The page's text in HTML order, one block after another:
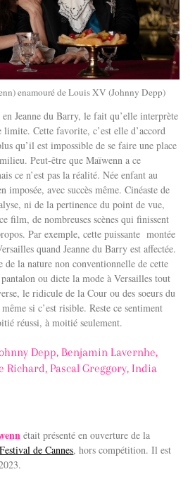
enamouré de Louis XV (Johnny Depp)
Jeanne du Barry, le fait qu’elle interprète
Cette favorite, c’est elle d’accord
qu’il est impossible de se faire une place
Peut-être que Maïwenn a ce
ce n’est pas la réalité. Née enfant au
imposée, avec succès même. Cinéaste de
ni de la pertinence du point de vue,
film, de nombreuses scènes qui finissent
Par exemple, cette puissante montée
quand Jeanne du Barry est affectée.
de la nature non conventionnelle de cette
ou dicte la mode à Versailles tout
le ridicule de la Cour ou des soeurs du
si c’est risible. Reste ce sentiment
réussi, à moitié seulement.
Depp, Benjamin Lavernhe,
Richard, Pascal Greggory, India
était présenté en ouverture de la
de Cannes, hors compétition. Il est